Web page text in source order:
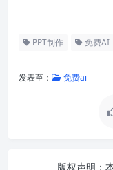
PPT制作 免费AI
发表至： 免费ai
版权声明：